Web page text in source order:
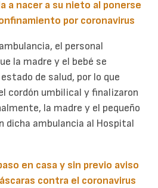
a nacer a su nieto al ponerse
por coronavirus
el personal
la madre y el bebé se
de salud, por lo que
cordón umbilical y finalizaron
la madre y el pequeño
dicha ambulancia al Hospital
en casa y sin previo aviso
contra el coronavirus